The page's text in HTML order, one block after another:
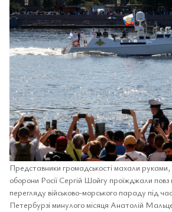
Представники громадськості махали руками,
оборони Росії Сергій Шойгу проїжджали повз
перегляду військово-морського параду під
Петербурзі минулого місяця Анатолій